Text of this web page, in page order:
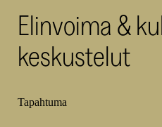
SKR
Elinvoima &
keskustelut
Tapahtuma